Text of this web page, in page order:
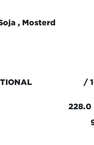
, Mosterd
/
228.0